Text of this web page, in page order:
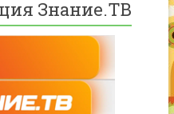
Знание.ТВ